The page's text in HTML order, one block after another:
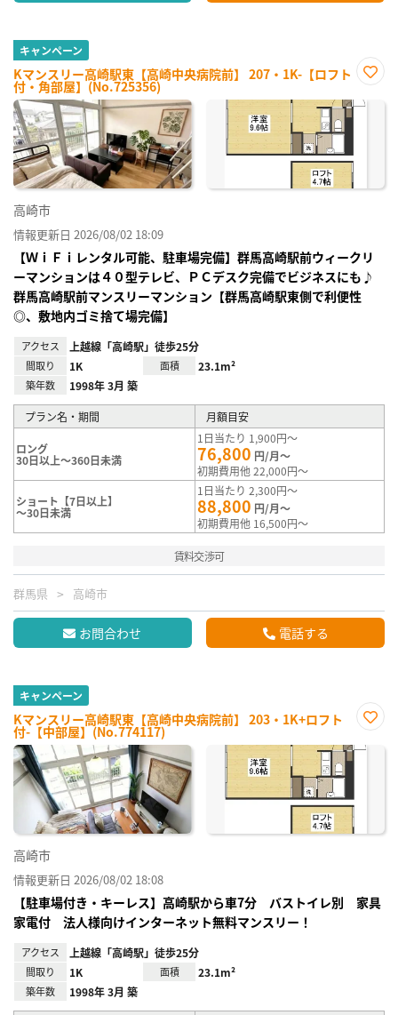
キャンペーン
Kマンスリー高崎駅東【高崎中央病院前】 207・1K-【ロフト
付・角部屋】(No.725356)
に入
高崎市
情報更新日 2026/08/02 18:09
【ＷｉＦｉレンタル可能、駐車場完備】群馬高崎駅前ウィークリ
ーマンションは４０型テレビ、ＰＣデスク完備でビジネスにも♪
群馬高崎駅前マンスリーマンション【群馬高崎駅東側で利便性
◎、敷地内ゴミ捨て場完備】
アクセス 上越線「高崎駅」徒歩25分
間取り 1K 面積 23.1m²
築年数 1998年 3月 築
プラン名・期間 月額目安
ロング
30日以上～360日未満
1日当たり 1,900円～
76,800 円/月～
初期費用他 22,000円～
ショート【7日以上】
～30日未満
1日当たり 2,300円～
88,800 円/月～
初期費用他 16,500円～
賃料交渉可
群馬県 高崎市
お問合わせ 電話する
キャンペーン
Kマンスリー高崎駅東【高崎中央病院前】 203・1K+ロフト
付-【中部屋】(No.774117)
に入
高崎市
情報更新日 2026/08/02 18:08
【駐車場付き・キーレス】高崎駅から車7分 バストイレ別 家具
家電付 法人様向けインターネット無料マンスリー！
アクセス 上越線「高崎駅」徒歩25分
間取り 1K 面積 23.1m²
築年数 1998年 3月 築